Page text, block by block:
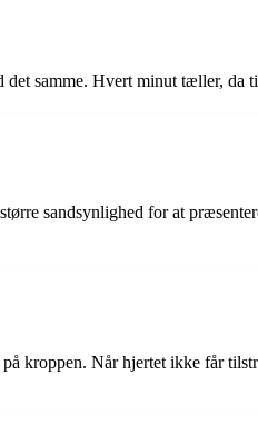
samme. Hvert minut tæller, da
sandsynlighed for at
kroppen. Når hjertet ikke får